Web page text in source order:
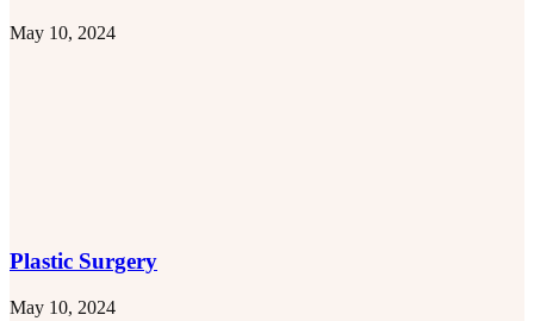
May 10, 2024
Plastic Surgery
May 10, 2024